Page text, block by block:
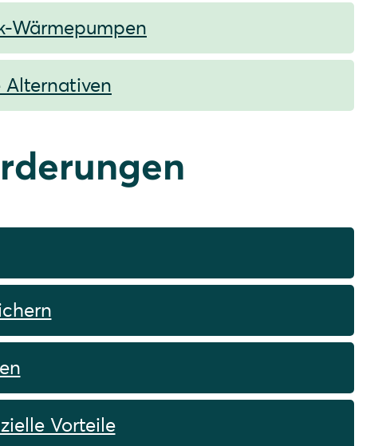
Wärmepumpen
Alternativen
Vorteile